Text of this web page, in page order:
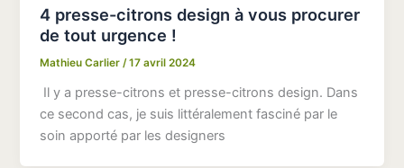
4 presse-citrons design à vous procurer
de tout urgence !
Mathieu Carlier/17 avril 2024
Il y a presse-citrons et presse-citrons design. Dans
ce second cas, je suis littéralement fasciné par le
soin apporté par les designers